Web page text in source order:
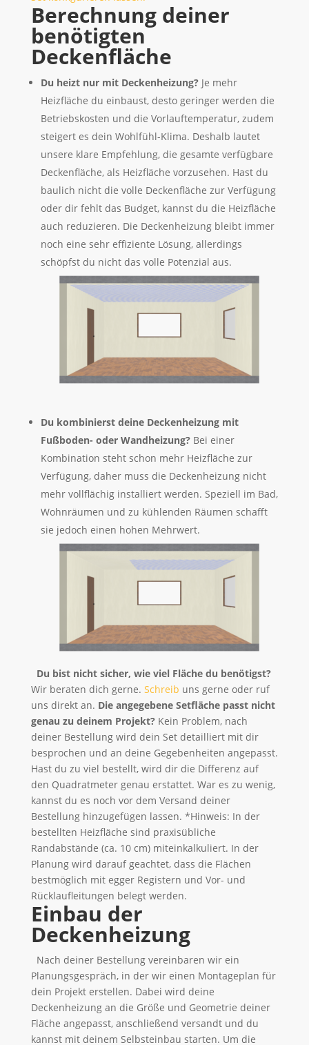
Berechnung deiner
benötigten
Deckenfläche
Du heizt nur mit Deckenheizung? Je mehr
Heizfläche du einbaust, desto geringer werden die
Betriebskosten und die Vorlauftemperatur, zudem
steigert es dein Wohlfühl-Klima. Deshalb lautet
unsere klare Empfehlung, die gesamte verfügbare
Deckenfläche, als Heizfläche vorzusehen. Hast du
baulich nicht die volle Deckenfläche zur Verfügung
oder dir fehlt das Budget, kannst du die Heizfläche
auch reduzieren. Die Deckenheizung bleibt immer
noch eine sehr effiziente Lösung, allerdings
schöpfst du nicht das volle Potenzial aus.
Du kombinierst deine Deckenheizung mit
Fußboden- oder Wandheizung?Bei einer
Kombination steht schon mehr Heizfläche zur
Verfügung, daher muss die Deckenheizung nicht
mehr vollflächig installiert werden. Speziell im Bad,
Wohnräumen und zu kühlenden Räumen schafft
sie jedoch einen hohen Mehrwert.
Du bist nicht sicher, wie viel Fläche du benötigst?
Wir beraten dich gerne. Schreib uns gerne oder ruf
uns direkt an. Die angegebene Setfläche passt nicht
genau zu deinem Projekt?Kein Problem, nach
deiner Bestellung wird dein Set detailliert mit dir
besprochen und an deine Gegebenheiten angepasst.
Hast du zu viel bestellt, wird dir die Differenz auf
den Quadratmeter genau erstattet. War es zu wenig,
kannst du es noch vor dem Versand deiner
Bestellung hinzugefügen lassen. *Hinweis: In der
bestellten Heizfläche sind praxisübliche
Randabstände (ca. 10 cm) miteinkalkuliert. In der
Planung wird darauf geachtet, dass die Flächen
bestmöglich mit egger Registern und Vor- und
Rücklaufleitungen belegt werden.
Einbau der
Deckenheizung
Nach deiner Bestellung vereinbaren wir ein
Planungsgespräch, in der wir einen Montageplan für
dein Projekt erstellen. Dabei wird deine
Deckenheizung an die Größe und Geometrie deiner
Fläche angepasst, anschließend versandt und du
kannst mit deinem Selbsteinbau starten. Um die